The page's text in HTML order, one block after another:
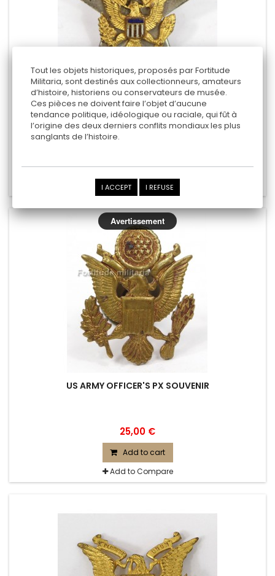
US ARMY OFFICER "GENERAL STAFF" COLLAR...
Add to cart
Add to Compare
US ARMY OFFICER'S PX SOUVENIR
25,00 €
Add to cart
Add to Compare
Tout les objets historiques, proposés par Fortitude
Militaria, sont destinés aux collectionneurs, amateurs
d’histoire, historiens ou conservateurs de musée.
Ces pièces ne doivent faire l’objet d’aucune
tendance politique, idéologique ou raciale, qui fût à
l’origine des deux derniers conflits mondiaux les plus
sanglants de l’histoire.
I ACCEPT I REFUSE
Avertissement